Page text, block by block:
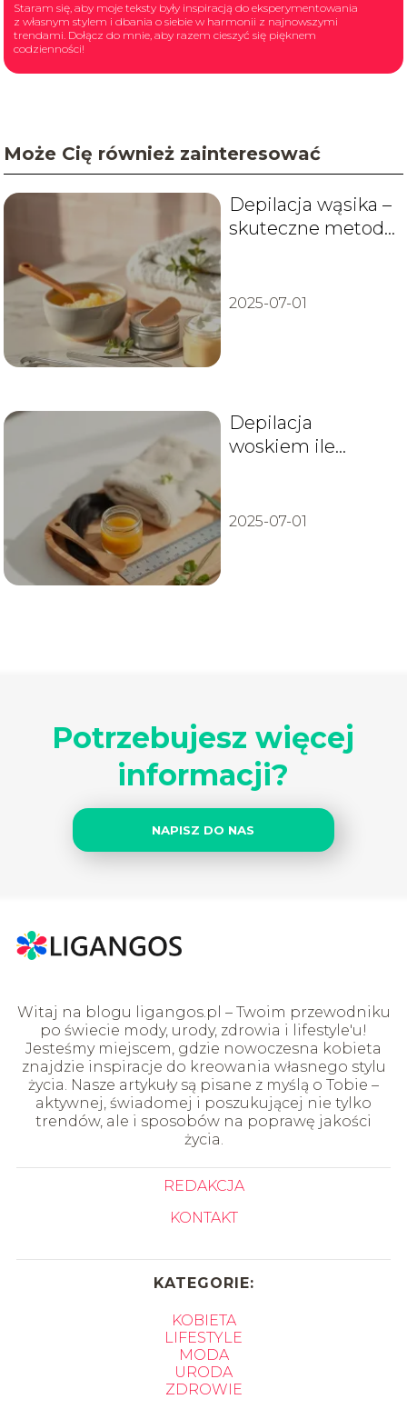
Staram się, aby moje teksty były inspiracją do eksperymentowania
z własnym stylem i dbania o siebie w harmonii z najnowszymi
trendami. Dołącz do mnie, aby razem cieszyć się pięknem
codzienności!
Może Cię również zainteresować
Depilacja wąsika –
skuteczne metody
2025-07-01
Depilacja
woskiem ile
zabiegiem?
2025-07-01
Potrzebujesz więcej
informacji?
NAPISZ DO NAS
Witaj na blogu ligangos.pl – Twoim przewodniku
po świecie mody, urody, zdrowia i lifestyle'u!
Jesteśmy miejscem, gdzie nowoczesna kobieta
znajdzie inspiracje do kreowania własnego stylu
życia. Nasze artykuły są pisane z myślą o Tobie –
aktywnej, świadomej i poszukującej nie tylko
trendów, ale i sposobów na poprawę jakości
życia.
REDAKCJA
KONTAKT
KATEGORIE:
KOBIETA
LIFESTYLE
MODA
URODA
ZDROWIE